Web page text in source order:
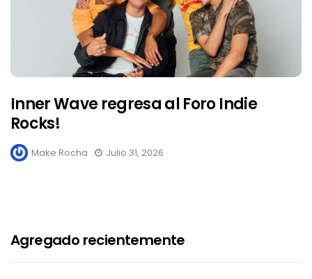
Inner Wave regresa al Foro Indie
Rocks!
Make Rocha Julio 31, 2026
Agregado recientemente